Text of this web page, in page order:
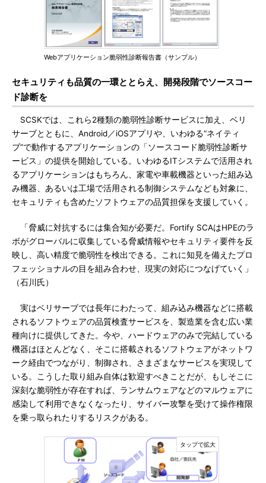
Webアプリケーション脆弱性診断報告書（サンプル）
セキュリティも品質の一環ととらえ、開発段階でソースコー
ド診断を
SCSKでは、これら2種類の脆弱性診断サービスに加え、ベリ
サーブとともに、Android／iOSアプリや、いわゆる“ネイティ
ブ”で動作するアプリケーションの「ソースコード脆弱性診断サ
ービス」の提供を開始している。いわゆるITシステムで活用され
るアプリケーションはもちろん、家電や車載機器といった組み込
み機器、あるいは工場で活用される制御システムなども対象に、
セキュリティも含めたソフトウェアの品質担保を支援していく。
「脅威に対抗するには集合知が必要だ。Fortify SCAはHPEのラ
ボがグローバルに収集している脅威情報やセキュリティ要件を反
映し、高い精度で脆弱性を検出できる。これに知見を備えたプロ
フェッショナルの目を組み合わせ、現実の対応につなげていく」
（石川氏）
実はベリサーブでは長年にわたって、組み込み機器などに搭載
されるソフトウェアの品質検査サービスを、製造業を含む広い業
種向けに提供してきた。今や、ハードウェアのみで完結している
機器はほとんどなく、そこに搭載されるソフトウェアがネットワ
ーク経由でつながり、制御され、さまざまなサービスを実現して
いる。こうした取り組み自体は歓迎すべきことだが、もしそこに
深刻な脆弱性が存在すれば、ランサムウェアなどのマルウェアに
感染して利用できなくなったり、サイバー攻撃を受けて操作権限
を乗っ取られたりするリスクがある。